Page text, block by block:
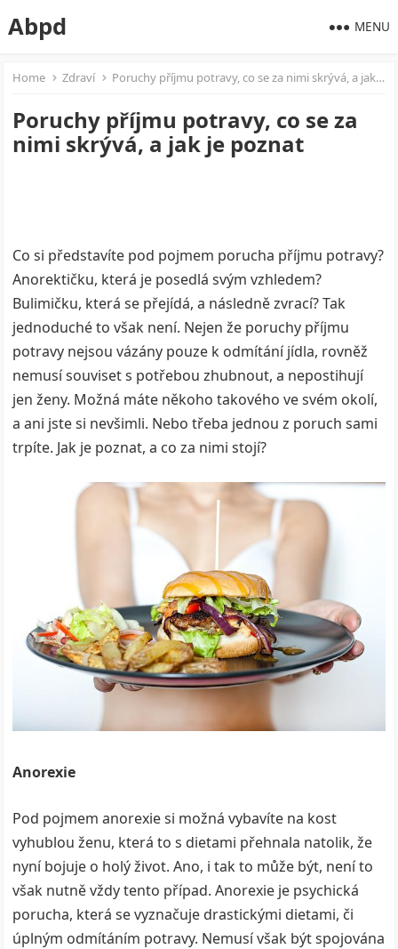
Abpd MENU
Home Zdraví Poruchy příjmu potravy, co se za nimi skrývá, a jak je poznat
Poruchy příjmu potravy, co se za
nimi skrývá, a jak je poznat
Co si představíte pod pojmem porucha příjmu potravy?
Anorektičku, která je posedlá svým vzhledem?
Bulimičku, která se přejídá, a následně zvrací? Tak
jednoduché to však není. Nejen že poruchy příjmu
potravy nejsou vázány pouze k odmítání jídla, rovněž
nemusí souviset s potřebou zhubnout, a nepostihují
jen ženy. Možná máte někoho takového ve svém okolí,
a ani jste si nevšimli. Nebo třeba jednou z poruch sami
trpíte. Jak je poznat, a co za nimi stojí?
Anorexie
Pod pojmem anorexie si možná vybavíte na kost
vyhublou ženu, která to s dietami přehnala natolik, že
nyní bojuje o holý život. Ano, i tak to může být, není to
však nutně vždy tento případ. Anorexie je psychická
porucha, která se vyznačuje drastickými dietami, či
úplným odmítáním potravy. Nemusí však být spojována